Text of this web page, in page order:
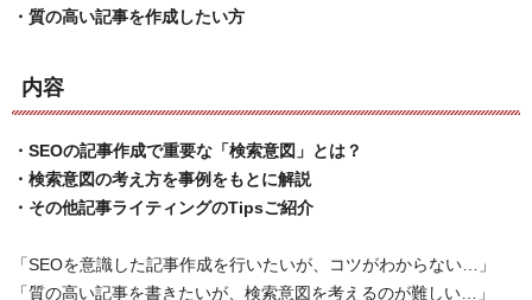
・質の高い記事を作成したい方
内容
・SEOの記事作成で重要な「検索意図」とは？
・検索意図の考え方を事例をもとに解説
・その他記事ライティングのTipsご紹介
「SEOを意識した記事作成を行いたいが、コツがわからない…」
「質の高い記事を書きたいが、検索意図を考えるのが難しい…」